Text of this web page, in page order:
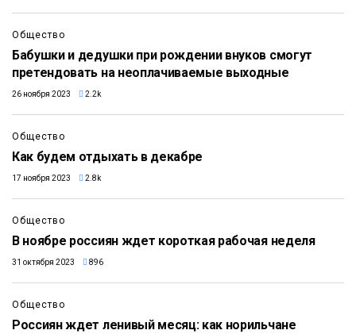
Общество
Бабушки и дедушки при рождении внуков смогут
претендовать на неоплачиваемые выходные
26 ноября 2023 2.2k
Общество
Как будем отдыхать в декабре
17 ноября 2023 2.8k
Общество
В ноябре россиян ждет короткая рабочая неделя
31 октября 2023 896
Общество
Россиян ждет ленивый месяц: как норильчане